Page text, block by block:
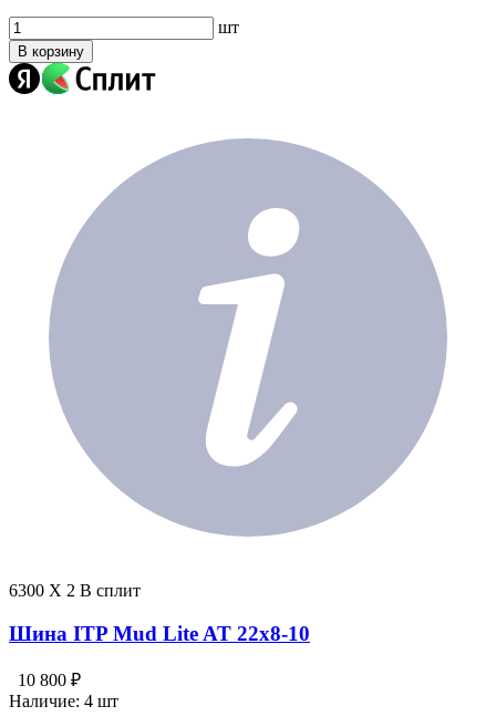
шт
В корзину
6300 X 2 В сплит
Шина ITP Mud Lite AT 22x8-10
10 800 ₽
Наличие: 4 шт